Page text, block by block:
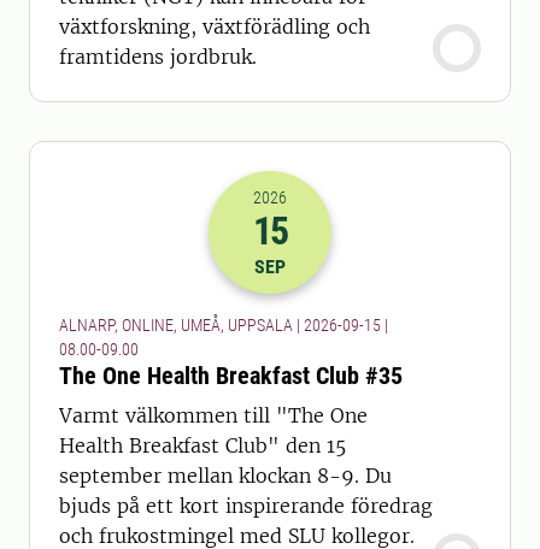
växtforskning, växtförädling och
framtidens jordbruk.
2026-15-09 06:00
2026
15
SEP
ALNARP, ONLINE, UMEÅ, UPPSALA | 2026-09-15 |
08.00-09.00
The One Health Breakfast Club #35
Varmt välkommen till "The One
Health Breakfast Club" den 15
september mellan klockan 8-9. Du
bjuds på ett kort inspirerande föredrag
och frukostmingel med SLU kollegor.